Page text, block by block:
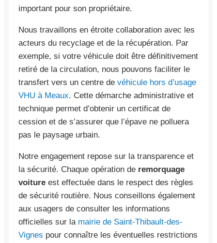
important pour son propriétaire.
Nous travaillons en étroite collaboration avec les
acteurs du recyclage et de la récupération. Par
exemple, si votre véhicule doit être définitivement
retiré de la circulation, nous pouvons faciliter le
transfert vers un centre de véhicule hors d’usage
VHU à Meaux. Cette démarche administrative et
technique permet d’obtenir un certificat de
cession et de s’assurer que l’épave ne polluera
pas le paysage urbain.
Notre engagement repose sur la transparence et
la sécurité. Chaque opération de remorquage
voiture est effectuée dans le respect des règles
de sécurité routière. Nous conseillons également
aux usagers de consulter les informations
officielles sur la mairie de Saint-Thibault-des-
Vignes pour connaître les éventuelles restrictions